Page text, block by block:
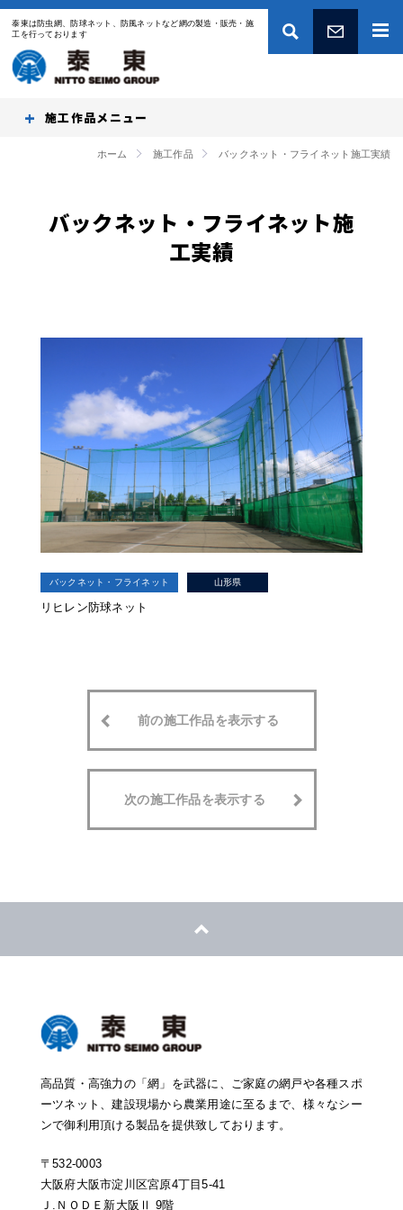
泰東は防虫網、防球ネット、防風ネットなど網の製造・販売・施
工を行っております
施工作品
ホーム 施工作品 バックネット・フライネット施工実績
バックネット・フライネット施
工実績
バックネット・フライネット 山形県
リヒレン防球ネット
前の施工作品を表示する
次の施工作品を表示する
高品質・高強力の「網」を武器に、ご家庭の網戸や各種スポ
ーツネット、建設現場から農業用途に至るまで、様々なシー
ンで御利用頂ける製品を提供致しております。
〒532-0003
大阪府大阪市淀川区宮原4丁目5-41
Ｊ.ＮＯＤＥ新大阪Ⅱ 9階